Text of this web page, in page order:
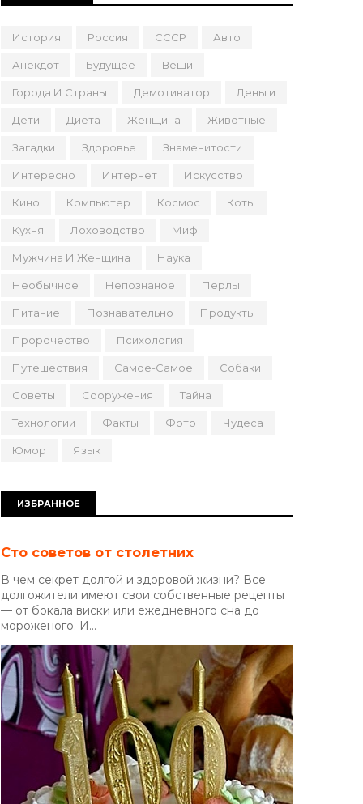
История Россия СССР Авто
Анекдот Будущее Вещи
Города И Страны Демотиватор Деньги
Дети Диета Женщина Животные
Загадки Здоровье Знаменитости
Интересно Интернет Искусство
Кино Компьютер Космос Коты
Кухня Лоховодство Миф
Мужчина И Женщина Наука
Необычное Непознаное Перлы
Питание Познавательно Продукты
Пророчество Психология
Путешествия Самое-Самое Собаки
Советы Сооружения Тайна
Технологии Факты Фото Чудеса
Юмор Язык
ИЗБРАННОЕ
Сто советов от столетних
В чем секрет долгой и здоровой жизни? Все
долгожители имеют свои собственные рецепты
— от бокала виски или ежедневного сна до
мороженого. И...